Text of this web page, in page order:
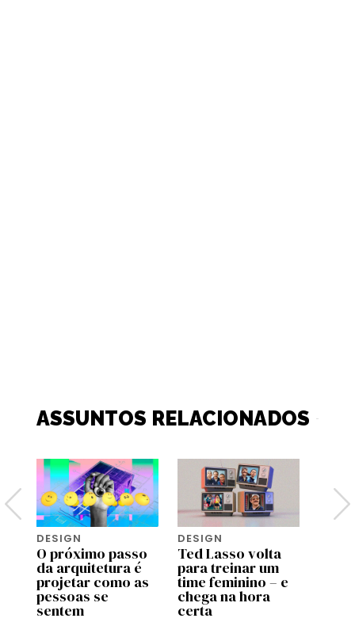
ASSUNTOS RELACIONADOS
DESIGN
O próximo passo
da arquitetura é
projetar como as
pessoas se
sentem
DESIGN
Ted Lasso volta
para treinar um
time feminino – e
chega na hora
certa